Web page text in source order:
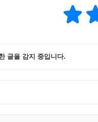
글을 감지 중입니다.